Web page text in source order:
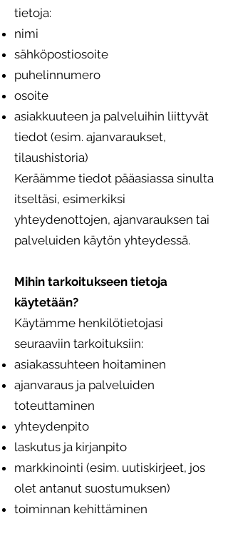
tietoja:
nimi
sähköpostiosoite
puhelinnumero
osoite
asiakkuuteen ja palveluihin liittyvät
tiedot (esim. ajanvaraukset,
tilaushistoria)
Keräämme tiedot pääasiassa sinulta
itseltäsi, esimerkiksi
yhteydenottojen, ajanvarauksen tai
palveluiden käytön yhteydessä.
Mihin tarkoitukseen tietoja
käytetään?
Käytämme henkilötietojasi
seuraaviin tarkoituksiin:
asiakassuhteen hoitaminen
ajanvaraus ja palveluiden
toteuttaminen
yhteydenpito
laskutus ja kirjanpito
markkinointi (esim. uutiskirjeet, jos
olet antanut suostumuksen)
toiminnan kehittäminen